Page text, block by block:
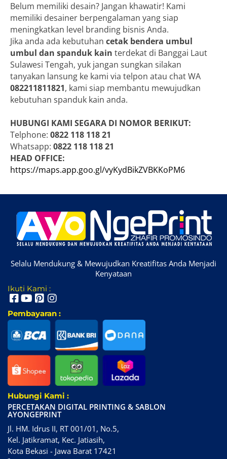
Belum memiliki desain? Jangan khawatir! Kami
memiliki desainer berpengalaman yang siap
meningkatkan level branding bisnis Anda.
Jika anda ada kebutuhan cetak bendera umbul
umbul dan spanduk kain terdekat di Banggai Laut
Sulawesi Tengah, yuk jangan sungkan silakan
tanyakan lansung ke kami via telpon atau chat WA
082211811821, kami siap membantu mewujudkan
kebutuhan spanduk kain anda.
HUBUNGI KAMI SEGARA DI NOMOR BERIKUT:
Telphone: 0822 118 118 21
Whatsapp: 0822 118 118 21
HEAD OFFICE:
https://maps.app.goo.gl/vyKydBikZVBKKoPM6
Selalu Mendukung & Mewujudkan Kreatifitas Anda Menjadi
Kenyataan
Ikuti Kami :
Pembayaran :
Hubungi Kami :
PERCETAKAN DIGITAL PRINTING & SABLON
AYONGEPRINT
Jl. HM. Idrus II, RT 001/01, No.5,
Kel. Jatikramat, Kec. Jatiasih,
Kota Bekasi - Jawa Barat 17421